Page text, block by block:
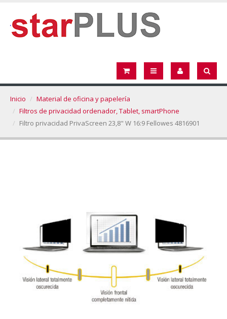
Inicio
Material de oficina y papelería
Filtros de privacidad ordenador, Tablet, smartPhone
Filtro privacidad PrivaScreen 23,8" W 16:9 Fellowes 4816901